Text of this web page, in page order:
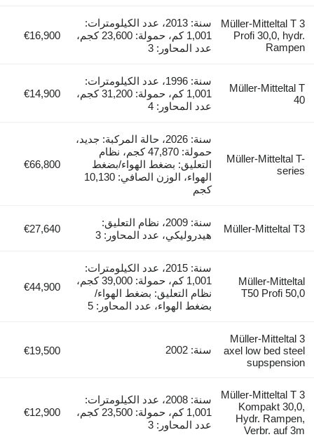
Müller-Mitteltal T 3
Profi 30,0, hydr.
Rampen
سنة: 2013، عدد الكيلومترات:
1,001 كم، حمولة: 23,600 كجم،
عدد المحاور: 3
€16,900
Müller-Mitteltal T
40
سنة: 1996، عدد الكيلومترات:
1,001 كم، حمولة: 31,200 كجم،
عدد المحاور: 4
€14,900
Müller-Mitteltal T-
series
سنة: 2026، حالة المركبة: جديد،
حمولة: 47,870 كجم، نظام
التعليق: بضغط الهواء/بضغط
الهواء، الوزن الصافي: 10,130
كجم
€66,800
Müller-Mitteltal T3
سنة: 2009، نظام التعليق:
هيدروليكي، عدد المحاور: 3
€27,640
Müller-Mitteltal
T50 Profi 50,0
سنة: 2015، عدد الكيلومترات:
1,001 كم، حمولة: 39,000 كجم،
نظام التعليق: بضغط الهواء/
بضغط الهواء، عدد المحاور: 5
€44,900
Müller-Mitteltal 3
axel low bed steel
supspension
سنة: 2002 €19,500
Müller-Mitteltal T 3
Kompakt 30,0,
Hydr. Rampen,
Verbr. auf 3m
سنة: 2008، عدد الكيلومترات:
1,001 كم، حمولة: 23,500 كجم،
عدد المحاور: 3
€12,900